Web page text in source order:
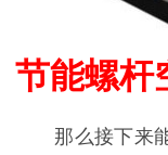
节能螺杆
那么接下来